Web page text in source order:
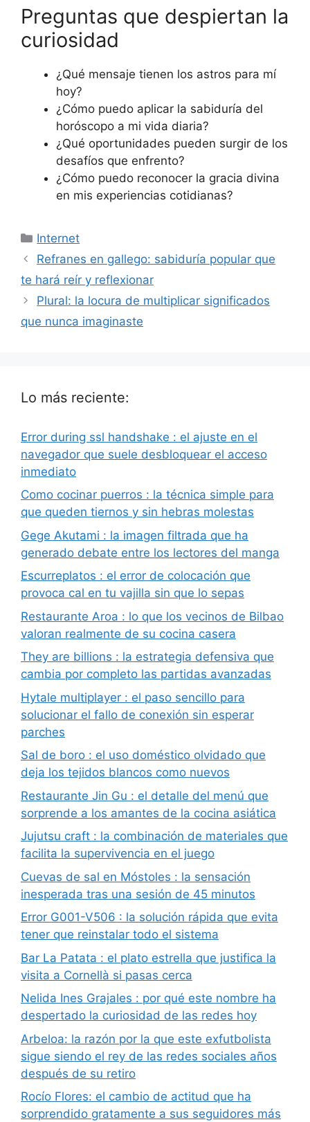
Preguntas que despiertan la
curiosidad
¿Qué mensaje tienen los astros para mí
hoy?
¿Cómo puedo aplicar la sabiduría del
horóscopo a mi vida diaria?
¿Qué oportunidades pueden surgir de los
desafíos que enfrento?
¿Cómo puedo reconocer la gracia divina
en mis experiencias cotidianas?
Categorías
Internet
Refranes en gallego: sabiduría popular que
te hará reír y reflexionar
Plural: la locura de multiplicar significados
que nunca imaginaste
Lo más reciente:
Error during ssl handshake : el ajuste en el
navegador que suele desbloquear el acceso
inmediato
Como cocinar puerros : la técnica simple para
que queden tiernos y sin hebras molestas
Gege Akutami : la imagen filtrada que ha
generado debate entre los lectores del manga
Escurreplatos : el error de colocación que
provoca cal en tu vajilla sin que lo sepas
Restaurante Aroa : lo que los vecinos de Bilbao
valoran realmente de su cocina casera
They are billions : la estrategia defensiva que
cambia por completo las partidas avanzadas
Hytale multiplayer : el paso sencillo para
solucionar el fallo de conexión sin esperar
parches
Sal de boro : el uso doméstico olvidado que
deja los tejidos blancos como nuevos
Restaurante Jin Gu : el detalle del menú que
sorprende a los amantes de la cocina asiática
Jujutsu craft : la combinación de materiales que
facilita la supervivencia en el juego
Cuevas de sal en Móstoles : la sensación
inesperada tras una sesión de 45 minutos
Error G001-V506 : la solución rápida que evita
tener que reinstalar todo el sistema
Bar La Patata : el plato estrella que justifica la
visita a Cornellà si pasas cerca
Nelida Ines Grajales : por qué este nombre ha
despertado la curiosidad de las redes hoy
Arbeloa: la razón por la que este exfutbolista
sigue siendo el rey de las redes sociales años
después de su retiro
Rocío Flores: el cambio de actitud que ha
sorprendido gratamente a sus seguidores más